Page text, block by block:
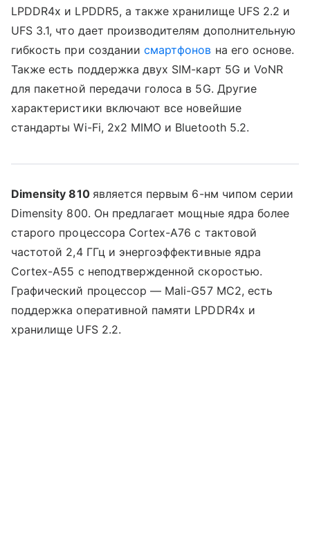
LPDDR4x и LPDDR5, а также хранилище UFS 2.2 и
UFS 3.1, что дает производителям дополнительную
гибкость при созданиисмартфонов на его основе.
Также есть поддержка двух SIM-карт 5G и VoNR
для пакетной передачи голоса в 5G. Другие
характеристики включают все новейшие
стандарты Wi-Fi, 2x2 MIMO и Bluetooth 5.2.
Dimensity 810 является первым 6-нм чипом серии
Dimensity 800. Он предлагает мощные ядра более
старого процессора Cortex-A76 с тактовой
частотой 2,4 ГГц и энергоэффективные ядра
Cortex-A55 с неподтвержденной скоростью.
Графический процессор— Mali-G57 MC2, есть
поддержка оперативной памяти LPDDR4x и
хранилище UFS 2.2.